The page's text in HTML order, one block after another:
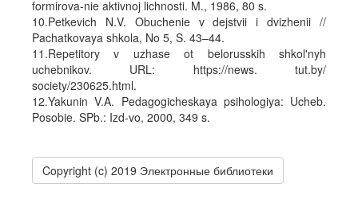
formirova-nie aktivnoj lichnosti. M., 1986, 80 s.
10.Petkevich N.V. Obuchenie v dejstvii i dvizhenii //
Pachatkovaya shkola, No 5, S. 43–44.
11.Repetitory v uzhase ot belorusskih shkol'nyh
uchebnikov. URL: https://news. tut.by/
society/230625.html.
12.Yakunin V.A. Pedagogicheskaya psihologiya: Ucheb.
Posobie. SPb.: Izd-vo, 2000, 349 s.
Copyright (c) 2019 Электронные библиотеки